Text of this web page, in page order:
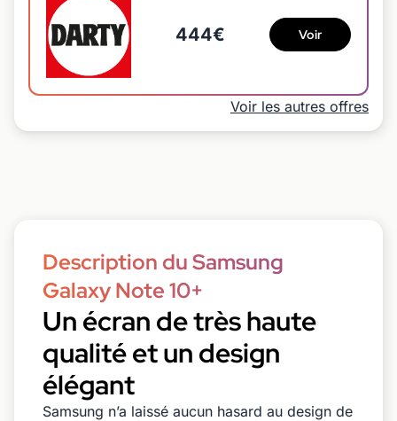
444€ Voir
Voir les autres offres
Description du Samsung
Galaxy Note 10+
Un écran de très haute
qualité et un design
élégant
Samsung n’a laissé aucun hasard au design de